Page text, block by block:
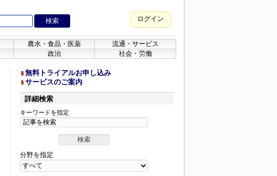
ログイン
農水・食品・医薬
流通・サービス
政治 社会・労働
無料トライアルお申し込み
サービスのご案内
詳細検索
キーワードを指定
分野を指定